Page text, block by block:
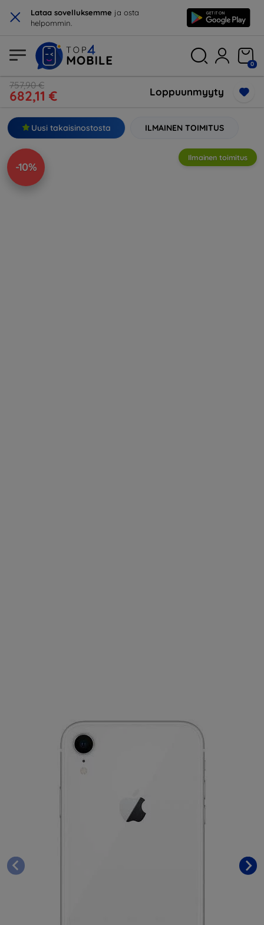
× Lataa sovelluksemme ja osta
helpommin.
0
757,90 €
682,11 € Loppuunmyyty
Uusi takaisinostosta ILMAINEN TOIMITUS
-10%
Ilmainen toimitus